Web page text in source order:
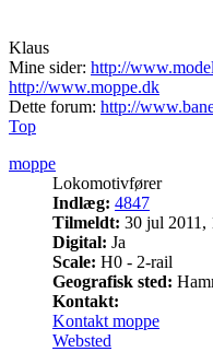
Klaus
Mine sider: http://
http://www.moppe.dk
Dette forum: http://
Top
moppe
Lokomotivfører
Indlæg: 4847
Tilmeldt: 30 jul 2011,
Digital: Ja
Scale: H0 - 2-rail
Geografisk sted:
Kontakt:
Kontakt moppe
Websted